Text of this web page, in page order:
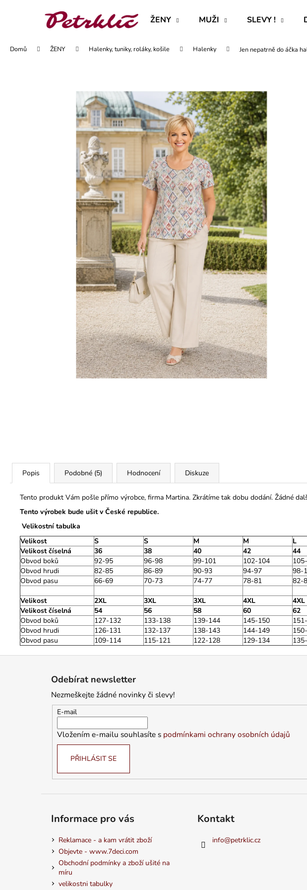
ŽENY MUŽI SLEVY !
Domů ŽENY Halenky, tuniky, roláky, košile Halenky Jen nepatrně do áčka
Popis Podobné (5) Hodnocení Diskuze
Tento produkt Vám pošle přímo výrobce, firma Martina. Zkrátíme tak dobu dodání. Žádné
Tento výrobek bude ušit v České republice.
Velikostní tabulka
Velikost
S S M M L
Velikost číselná
36 38 40 42 44
Obvod boků
92-95 96-98 99-101 102-104
Obvod hrudi
82-85 86-89 90-93 94-97 98-
Obvod pasu
66-69 70-73 74-77 78-81 82-
Velikost 2XL 3XL 3XL 4XL 4XL
Velikost číselná
54 56 58 60 62
Obvod boků
127-132 133-138 139-144 145-150
Obvod hrudi
126-131 132-137 138-143 144-149
Obvod pasu
109-114 115-121 122-128 129-134
Zpět
obchodu
Zpět
obchodu
Co
MAJKA TEXTILNÍ KŮŽE - JEDNODUCHÝ
KABÁTEK
1 290 Kč
ROVNÝ TEPLÁKOVÝ
VARIANTY DÉLEK
1 200 Kč
Odebírat newsletter
Nezmeškejte žádné novinky či slevy!
E-mail
Vložením e-mailu souhlasíte s podmínkami ochrany osobních údajů
PŘIHLÁSIT SE
Informace pro vás
Reklamace - a kam vrátit zboží
Objevte - www.7deci.com
Obchodní podmínky a zboží ušité na
míru
velikostni tabulky
Kontakt
info@petrklic.cz